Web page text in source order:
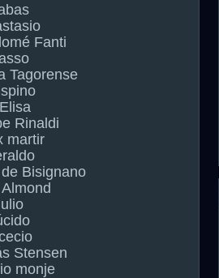
Fanti
Tagorense
Rinaldi
martir
Bisignano
Stensen
monje